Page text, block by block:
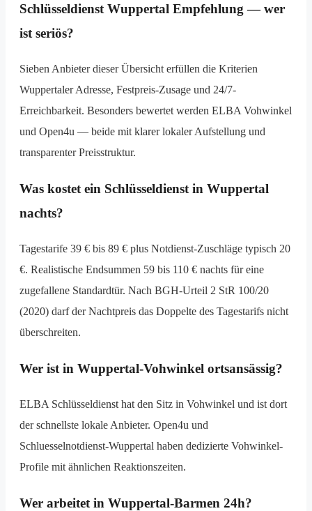
Schlüsseldienst Wuppertal Empfehlung — wer
ist seriös?
Sieben Anbieter dieser Übersicht erfüllen die Kriterien
Wuppertaler Adresse, Festpreis-Zusage und 24/7-
Erreichbarkeit. Besonders bewertet werden ELBA Vohwinkel
und Open4u — beide mit klarer lokaler Aufstellung und
transparenter Preisstruktur.
Was kostet ein Schlüsseldienst in Wuppertal
nachts?
Tagestarife 39 € bis 89 € plus Notdienst-Zuschläge typisch 20
€. Realistische Endsummen 59 bis 110 € nachts für eine
zugefallene Standardtür. Nach BGH-Urteil 2 StR 100/20
(2020) darf der Nacht­preis das Doppelte des Tagestarifs nicht
überschreiten.
Wer ist in Wuppertal-Vohwinkel ortsansässig?
ELBA Schlüsseldienst hat den Sitz in Vohwinkel und ist dort
der schnellste lokale Anbieter. Open4u und
Schluesselnotdienst-Wuppertal haben dedizierte Vohwinkel-
Profile mit ähnlichen Reaktions­zeiten.
Wer arbeitet in Wuppertal-Barmen 24h?